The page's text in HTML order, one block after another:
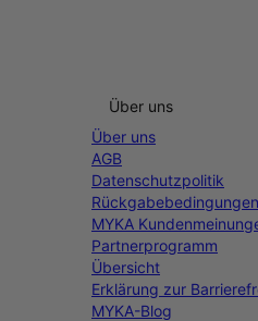
Über uns
Über uns
AGB
Datenschutzpolitik
Rückgabebedingungen
MYKA
Partnerprogramm
Übersicht
Erklärung zur
MYKA-Blog